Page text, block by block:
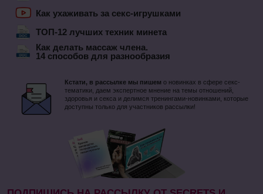
Как ухаживать за секс-игрушками
ТОП-12 лучших техник минета
Как делать массаж члена.
14 способов для разнообразия
Кстати, в рассылке мы пишем о новинках в сфере секс-
тематики, даем экспертное мнение на темы отношений,
здоровья и секса и делимся тренингами-новинками, которые
доступны только для участников рассылки!